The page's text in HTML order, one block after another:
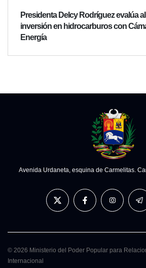
Presidenta Delcy Rodríguez evalúa
inversión en hidrocarburos con
Energía
Avenida Urdaneta, esquina de Carmelitas.
© 2026 Ministerio del Poder Popular para
Internacional